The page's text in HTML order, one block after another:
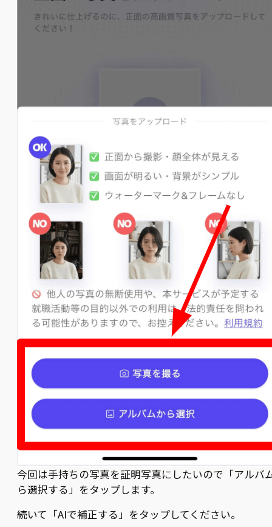
今回は手持ちの写真を証明写真にしたいので「アルバ
ら選択する」をタップします。
続いて「AIで補正する」をタップしてください。